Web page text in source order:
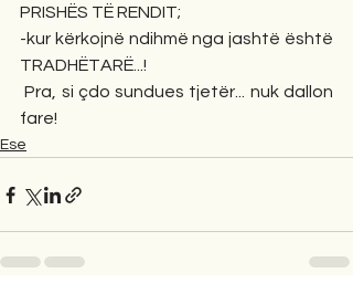
PRISHËS TË RENDIT;
-kur kërkojnë ndihmë nga jashtë është
TRADHËTARË...!
Pra, si çdo sundues tjetër... nuk dallon
fare!
Ese